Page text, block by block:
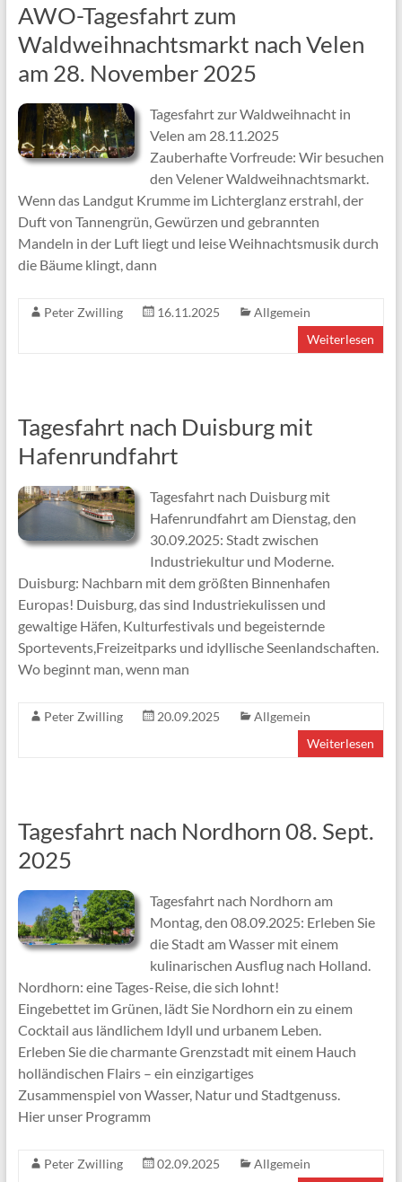
AWO-Tagesfahrt zum
Waldweihnachtsmarkt nach Velen
am 28. November 2025
Tagesfahrt zur Waldweihnacht in
Velen am 28.11.2025
Zauberhafte Vorfreude: Wir besuchen
den Velener Waldweihnachtsmarkt.
Wenn das Landgut Krumme im Lichterglanz erstrahl, der
Duft von Tannengrün, Gewürzen und gebrannten
Mandeln in der Luft liegt und leise Weihnachtsmusik durch
die Bäume klingt, dann
Peter Zwilling 16.11.2025
Allgemein
Weiterlesen
Tagesfahrt nach Duisburg mit
Hafenrundfahrt
Tagesfahrt nach Duisburg mit
Hafenrundfahrt am Dienstag, den
30.09.2025: Stadt zwischen
Industriekultur und Moderne.
Duisburg: Nachbarn mit dem größten Binnenhafen
Europas! Duisburg, das sind Industriekulissen und
gewaltige Häfen, Kulturfestivals und begeisternde
Sportevents,Freizeitparks und idyllische Seenlandschaften.
Wo beginnt man, wenn man
Peter Zwilling 20.09.2025
Allgemein
Weiterlesen
Tagesfahrt nach Nordhorn 08. Sept.
2025
Tagesfahrt nach Nordhorn am
Montag, den 08.09.2025: Erleben Sie
die Stadt am Wasser mit einem
kulinarischen Ausflug nach Holland.
Nordhorn: eine Tages-Reise, die sich lohnt!
Eingebettet im Grünen, lädt Sie Nordhorn ein zu einem
Cocktail aus ländlichem Idyll und urbanem Leben.
Erleben Sie die charmante Grenzstadt mit einem Hauch
holländischen Flairs – ein einzigartiges
Zusammenspiel von Wasser, Natur und Stadtgenuss.
Hier unser Programm
Peter Zwilling 02.09.2025
Allgemein